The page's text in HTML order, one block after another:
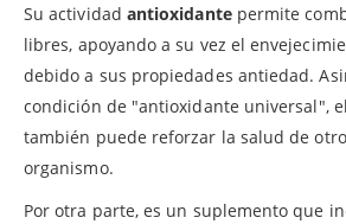
Su actividad antioxidantepermite
libres, apoyando a su vez el
debido a sus propiedades antiedad.
condición de "antioxidante universal",
también puede reforzar la salud de
organismo.
Por otra parte, es un suplemento que